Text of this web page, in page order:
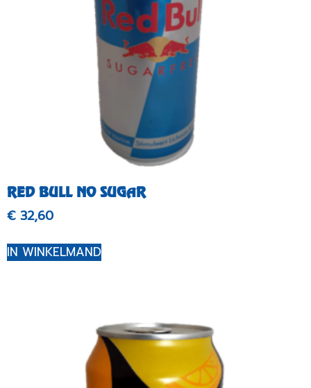
RED BULL NO SUGAR
€32,60
IN WINKELMAND